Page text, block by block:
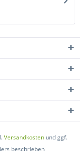
Versandkosten und ggf.
beschrieben